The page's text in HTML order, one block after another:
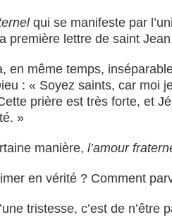
qui se manifeste par
première lettre de saint
en même temps,
: « Soyez saints, car moi
prière est très forte, et
»
manière, l’amour
en vérité ? Comment
tristesse, c’est de